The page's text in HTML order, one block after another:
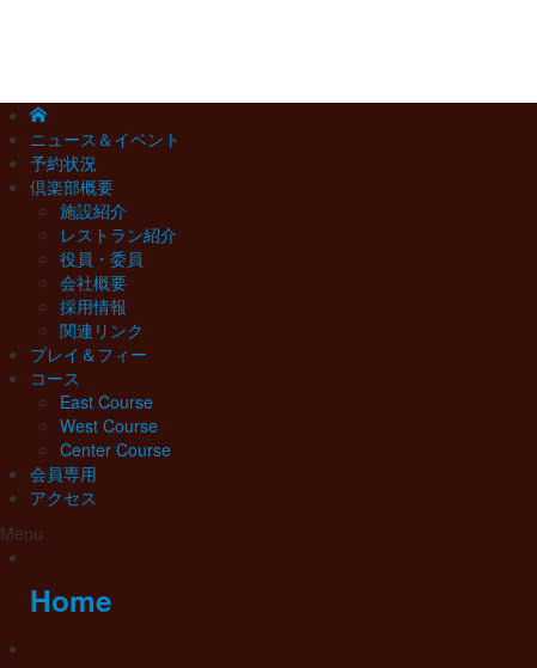
ニュース＆イベント
予約状況
倶楽部概要
施設紹介
レストラン紹介
役員・委員
会社概要
採用情報
関連リンク
プレイ＆フィー
コース
East Course
West Course
Center Course
会員専用
アクセス
Menu
Home